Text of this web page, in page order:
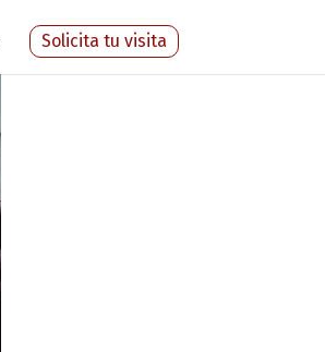
Solicita tu visita